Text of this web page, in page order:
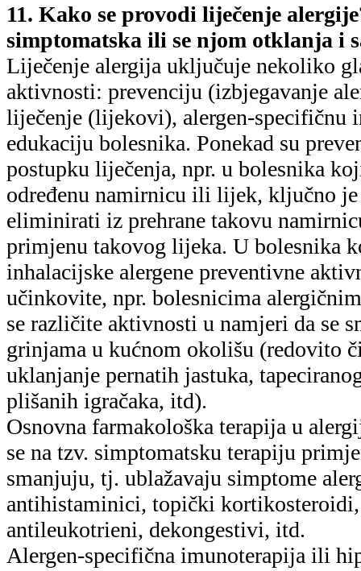
11. Kako se provodi liječenje
simptomatska ili se njom otklanja i
Liječenje alergija uključuje nekoliko
aktivnosti: prevenciju (izbjegavanje
liječenje (lijekovi), alergen-specifičnu
edukaciju bolesnika. Ponekad su
postupku liječenja, npr. u bolesnika
određenu namirnicu ili lijek, ključno
eliminirati iz prehrane takovu
primjenu takovog lijeka. U bolesnika
inhalacijske alergene preventivne
učinkovite, npr. bolesnicima
se različite aktivnosti u namjeri da se
grinjama u kućnom okolišu (redovito
uklanjanje pernatih jastuka,
plišanih igračaka, itd).
Osnovna farmakološka terapija u
se na tzv. simptomatsku terapiju
smanjuju, tj. ublažavaju simptome
antihistaminici, topički
antileukotrieni, dekongestivi, itd.
Alergen-specifična imunoterapija ili